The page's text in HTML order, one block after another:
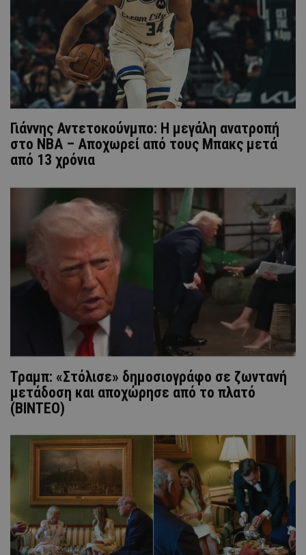
Γιάννης Αντετοκούνμπο: Η μεγάλη ανατροπή
στο NBA – Αποχωρεί από τους Μπακς μετά
από 13 χρόνια
Τραμπ: «Στόλισε» δημοσιογράφο σε ζωντανή
μετάδοση και αποχώρησε από το πλατό
(ΒΙΝΤΕΟ)